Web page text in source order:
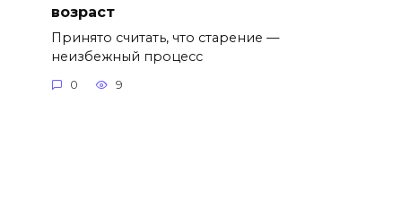
возраст
Принято считать, что старение —
неизбежный процесс
0 9